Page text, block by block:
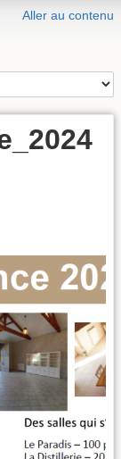
Aller au contenu